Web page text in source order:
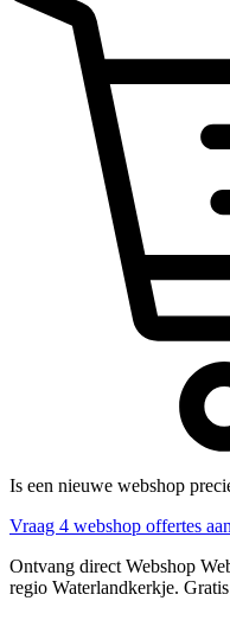
Is een nieuwe webshop
Vraag 4 webshop offertes aan
Ontvang direct Webshop
regio Waterlandkerkje.